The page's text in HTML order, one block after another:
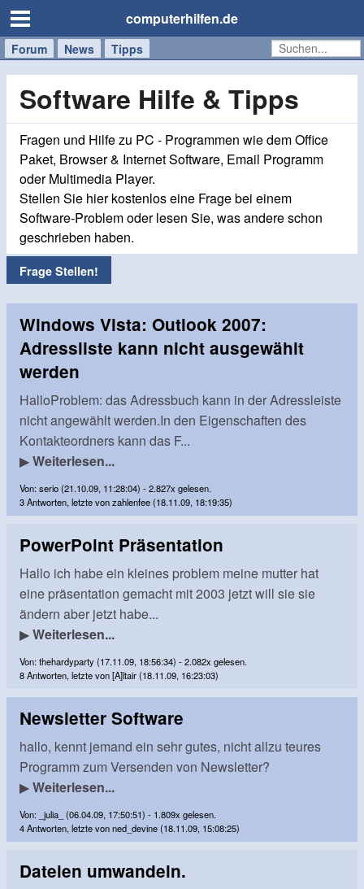
computerhilfen.de
Forum News Tipps
Handy
Windows
Mac
Software Hilfe & Tipps
Fragen und Hilfe zu PC - Programmen wie dem Office
Paket, Browser & Internet Software, Email Programm
oder Multimedia Player.
Stellen Sie hier kostenlos eine Frage bei einem
Software-Problem oder lesen Sie, was andere schon
geschrieben haben.
Frage Stellen!
Windows Vista: Outlook 2007:
Adressliste kann nicht ausgewählt
werden
HalloProblem: das Adressbuch kann in der Adressleiste
nicht angewählt werden.In den Eigenschaften des
Kontakteordners kann das F...
▶Weiterlesen...
Von: serio (21.10.09, 11:28:04) - 2.827x gelesen.
3 Antworten, letzte von zahlenfee (18.11.09, 18:19:35)
PowerPoint Präsentation
Hallo ich habe ein kleines problem meine mutter hat
eine präsentation gemacht mit 2003 jetzt will sie sie
ändern aber jetzt habe...
▶Weiterlesen...
Von: thehardyparty (17.11.09, 18:56:34) - 2.082x gelesen.
8 Antworten, letzte von [A]ltair (18.11.09, 16:23:03)
Newsletter Software
hallo, kennt jemand ein sehr gutes, nicht allzu teures
Programm zum Versenden von Newsletter?
▶Weiterlesen...
Von: _julia_ (06.04.09, 17:50:51) - 1.809x gelesen.
4 Antworten, letzte von ned_devine (18.11.09, 15:08:25)
Dateien umwandeln.